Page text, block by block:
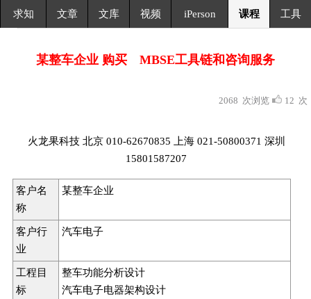
求知 文章 文库 视频 iPerson 课程 工具
某整车企业 购买 MBSE工具链和咨询服务
2068 次浏览 12 次
火龙果科技 北京 010-62670835 上海 021-50800371 深圳
15801587207
客户名
称
某整车企业
客户行
业
汽车电子
工程目
标
整车功能分析设计
汽车电子电器架构设计